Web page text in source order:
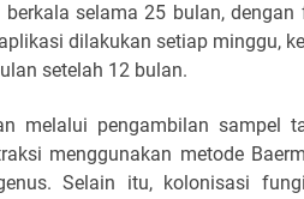
selama 25 bulan,
dilakukan setiap minggu,
setelah 12 bulan.
melalui pengambilan sampel
menggunakan metode
Selain itu, kolonisasi